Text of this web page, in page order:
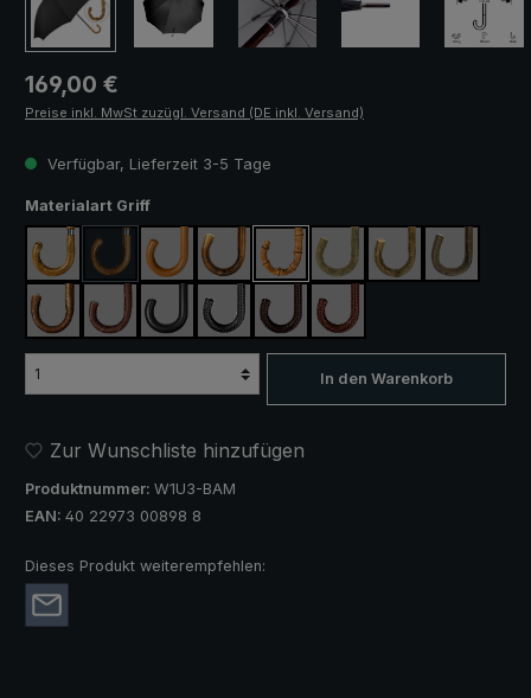
Regulärer Preis:
169,00 €
Preise inkl. MwSt zuzügl. Versand (DE inkl. Versand)
Verfügbar, Lieferzeit 3-5 Tage
Materialart Griffauswählen
Ahorn Akazie
(Diese Option ist zurzeit nicht verfügbar.)
Malakka Kastanie PerlbambusEsche naturEsche lackiert
Hasel
SilberhaselWeichselkirsche
RindlederRindflechtleder schwarz
Rindflechtleder dunkelbraun
Rindflechtleder braun
In den Warenkorb
Zur Wunschliste hinzufügen
Produktnummer: W1U3-BAM
EAN: 40 22973 00898 8
Dieses Produkt weiterempfehlen: